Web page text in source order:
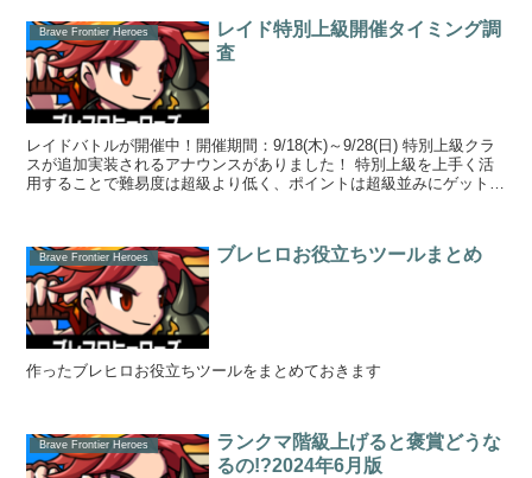
Brave Frontier Heroes
レイド特別上級開催タイミング調
査
レイドバトルが開催中！開催期間：9/18(木)～9/28(日) 特別上級クラ
スが追加実装されるアナウンスがありました！ 特別上級を上手く活
用することで難易度は超級より低く、ポイントは超級並みにゲット！
Brave Frontier Heroes ブレヒロお役立ちツールまとめ
作ったブレヒロお役立ちツールをまとめておきます
Brave Frontier Heroes
ランクマ階級上げると褒賞どうな
るの!?2024年6月版